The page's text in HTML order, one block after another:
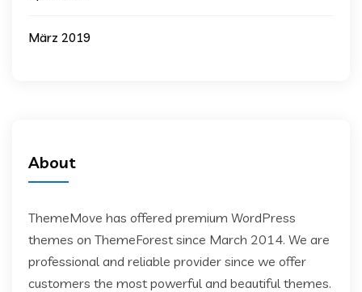
März 2019
About
ThemeMove has offered premium WordPress
themes on ThemeForest since March 2014. We are
professional and reliable provider since we offer
customers the most powerful and beautiful themes.